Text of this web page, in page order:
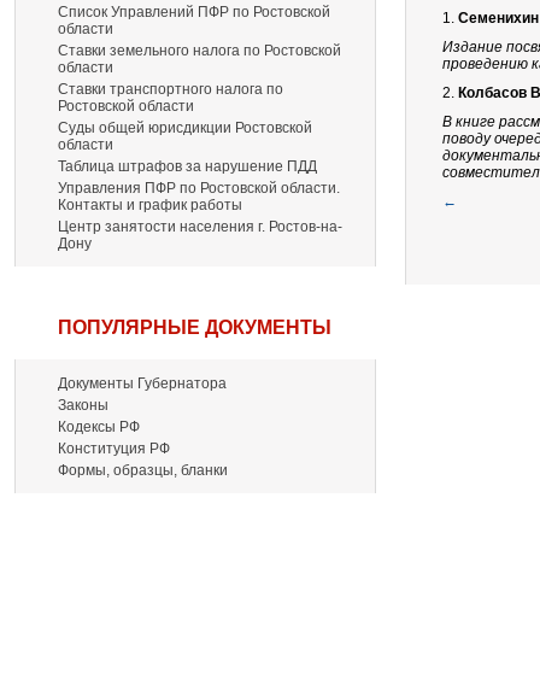
Список Управлений ПФР по Ростовской
области
Ставки земельного налога по Ростовской
области
Ставки транспортного налога по
Ростовской области
Суды общей юрисдикции Ростовской
области
Таблица штрафов за нарушение ПДД
Управления ПФР по Ростовской области.
Контакты и график работы
Центр занятости населения г. Ростов-на-
Дону
ПОПУЛЯРНЫЕ ДОКУМЕНТЫ
Документы Губернатора
Законы
Кодексы РФ
Конституция РФ
Формы, образцы, бланки
1.
Издание
проведению
2. Колбасов
В книге
поводу
←